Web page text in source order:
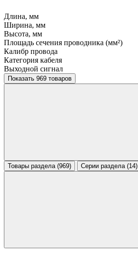
Длина, мм
Ширина, мм
Высота, мм
Площадь сечения проводника (мм²)
Калибр провода
Категория кабеля
Выходной сигнал
Показать 969 товаров
Товары раздела (969) Серии раздела (14)